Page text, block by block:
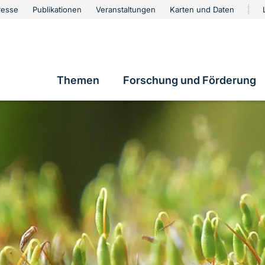
Publikationen Veranstaltungen Karten und Daten
Hauptnavigation
Themen Forschung und Förderung